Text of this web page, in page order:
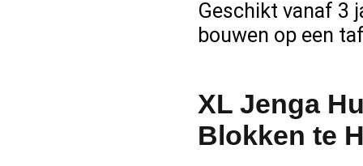
Geschikt vanaf 3
bouwen op een
XL Jenga
Blokken te